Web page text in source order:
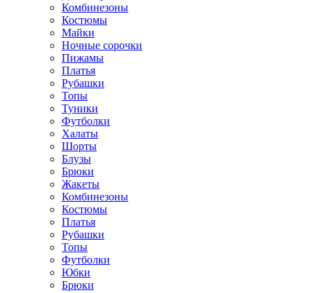
Комбинезоны
Костюмы
Майки
Ночные сорочки
Пижамы
Платья
Рубашки
Топы
Туники
Футболки
Халаты
Шорты
Блузы
Брюки
Жакеты
Комбинезоны
Костюмы
Платья
Рубашки
Топы
Футболки
Юбки
Брюки